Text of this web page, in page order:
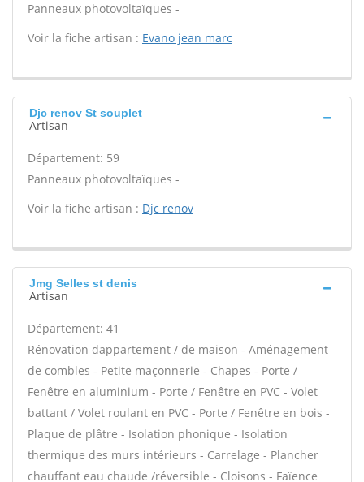
Panneaux photovoltaïques -
Voir la fiche artisan : Evano jean marc
Djc renov St souplet
Artisan
Département: 59
Panneaux photovoltaïques -
Voir la fiche artisan : Djc renov
Jmg Selles st denis
Artisan
Département: 41
Rénovation dappartement / de maison - Aménagement
de combles - Petite maçonnerie - Chapes - Porte /
Fenêtre en aluminium - Porte / Fenêtre en PVC - Volet
battant / Volet roulant en PVC - Porte / Fenêtre en bois -
Plaque de plâtre - Isolation phonique - Isolation
thermique des murs intérieurs - Carrelage - Plancher
chauffant eau chaude /réversible - Cloisons - Faïence